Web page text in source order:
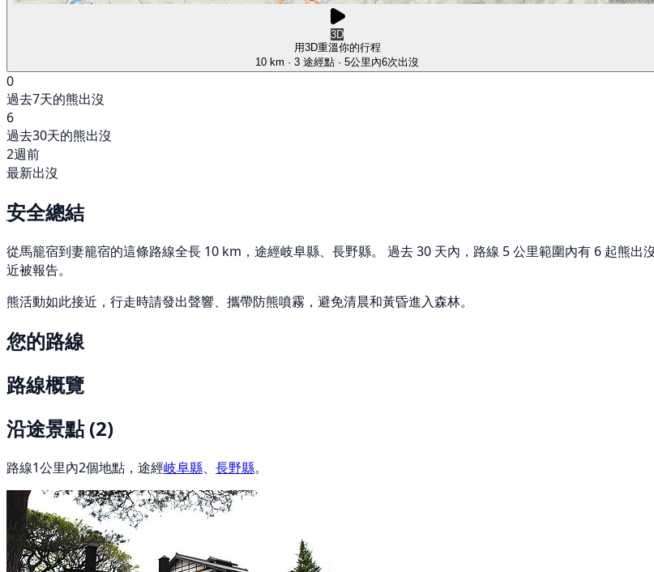
3D
用3D重溫你的行程
10 km · 3 途經點 · 5公里內6次出沒
0
過去7天的熊出沒
6
過去30天的熊出沒
2週前
最新出沒
安全總結
從馬籠宿到妻籠宿的這條路線全長 10 km，途經岐阜縣、長野縣。 過去 30 天內，路線 5 公里範圍內有 6 起熊
近被報告。
熊活動如此接近，行走時請發出聲響、攜帶防熊噴霧，避免清晨和黃昏進入森林。
您的路線
路線概覽
沿途景點(2)
路線1公里內2個地點，途經岐阜縣、 長野縣。